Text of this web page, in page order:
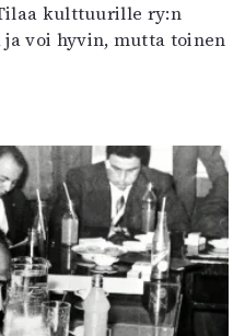
kulttuurille ry:n
voi hyvin, mutta toinen